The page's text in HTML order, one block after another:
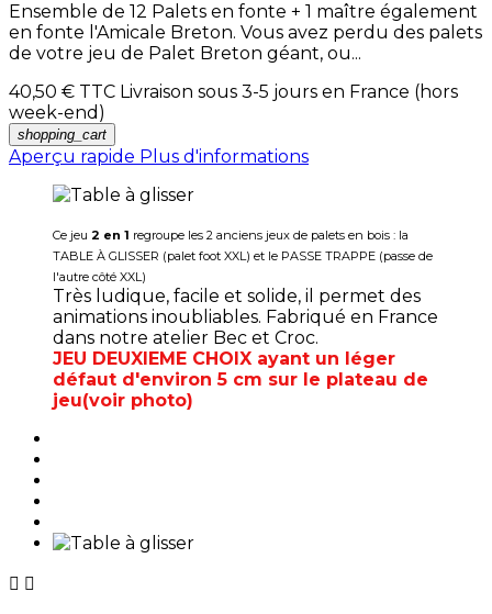
Ensemble de 12 Palets en fonte + 1 maître également
en fonte l'Amicale Breton. Vous avez perdu des palets
de votre jeu de Palet Breton géant, ou...
40,50 € TTC Livraison sous 3-5 jours en France (hors
week-end)
shopping_cart
Aperçu rapide Plus d'informations
Ce jeu 2 en 1 regroupe les 2 anciens jeux de palets en bois : la
TABLE À GLISSER (palet foot XXL) et le PASSE TRAPPE (passe de
l'autre côté XXL)
Très ludique, facile et solide, il permet des
animations inoubliables. Fabriqué en France
dans notre atelier Bec et Croc.
JEU DEUXIEME CHOIX ayant un léger
défaut d'environ 5 cm sur le plateau de
jeu(voir photo)
 